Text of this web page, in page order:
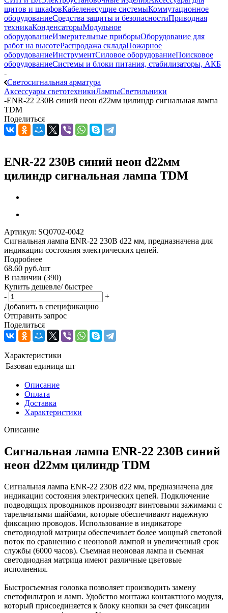
щитов и шкафовКабеленесущие системыКоммутационное
оборудованиеСредства защиты и безопасностиПриводная
техникаКонденсаторыМодульное
оборудованиеИзмерительные приборыОборудование для
работ на высотеРаспродажа складаПожарное
оборудованиеИнструментСиловое оборудованиеПоисковое
оборудованиеСистемы и блоки питания, стабилизаторы, АКБ
-
Светосигнальная арматура
Аксессуары светотехникиЛампыСветильники
-ENR-22 230В синий неон d22мм цилиндр сигнальная лампа
TDM
Поделиться
ENR-22 230В синий неон d22мм
цилиндр сигнальная лампа TDM
Артикул: SQ0702-0042
Сигнальная лампа ENR-22 230В d22 мм, предназначена для
индикации состояния электрических цепей.
Подробнее
68.60 руб./шт
В наличии (390)
Купить дешевле/ быстрее
-
+
Добавить в спецификацию
Отправить запрос
Поделиться
Характеристики
Базовая единица шт
Описание
Оплата
Доставка
Характеристики
Описание
Сигнальная лампа ENR-22 230В синий
неон d22мм цилиндр TDM
Сигнальная лампа ENR-22 230В d22 мм, предназначена для
индикации состояния электрических цепей. Подключение
подводящих проводников производят винтовыми зажимами с
тарельчатыми шайбами, которые обеспечивают надежную
фиксацию проводов. Использование в индикаторе
светодиодной матрицы обеспечивает более мощный световой
поток по сравнению с неоновой лампой и увеличенный срок
службы (6000 часов). Съемная неоновая лампа и съемная
светодиодная матрица имеют различные цветовые
исполнения.
Быстросъемная головка позволяет производить замену
светофильтров и ламп. Удобство монтажа контактного модуля,
который присоединяется к блоку кнопки за счет фиксации